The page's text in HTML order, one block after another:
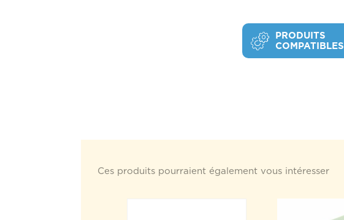
PRODUITS
COMPATIBLES
Ces produits pourraient également vous intéresser